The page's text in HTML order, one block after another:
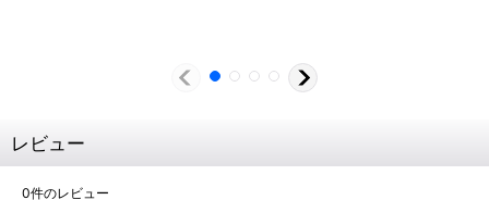
レビュー
0件のレビュー